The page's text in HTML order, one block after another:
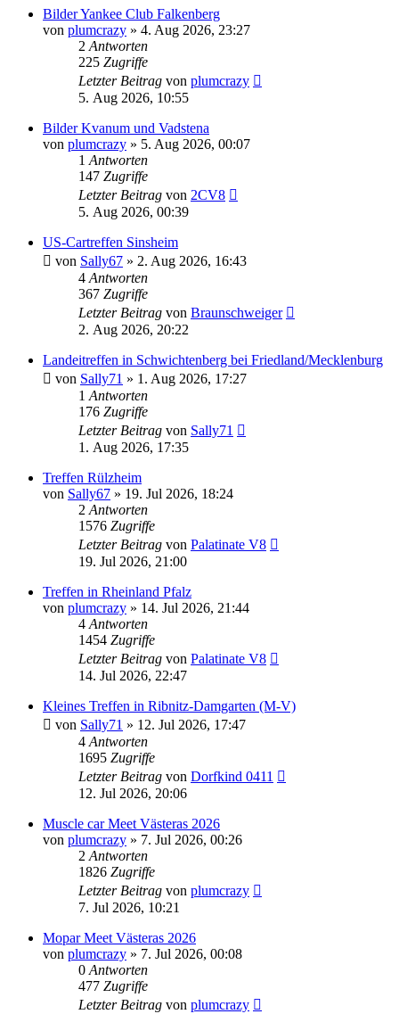
Bilder Yankee Club Falkenberg
von plumcrazy » 4. Aug 2026, 23:27
2 Antworten
225 Zugriffe
Letzter Beitrag von plumcrazy
5. Aug 2026, 10:55
Bilder Kvanum und Vadstena
von plumcrazy » 5. Aug 2026, 00:07
1 Antworten
147 Zugriffe
Letzter Beitrag von 2CV8
5. Aug 2026, 00:39
US-Cartreffen Sinsheim
von Sally67 » 2. Aug 2026, 16:43
4 Antworten
367 Zugriffe
Letzter Beitrag von Braunschweiger
2. Aug 2026, 20:22
Landeitreffen in Schwichtenberg bei Friedland/Mecklenburg
von Sally71 » 1. Aug 2026, 17:27
1 Antworten
176 Zugriffe
Letzter Beitrag von Sally71
1. Aug 2026, 17:35
Treffen Rülzheim
von Sally67 » 19. Jul 2026, 18:24
2 Antworten
1576 Zugriffe
Letzter Beitrag von Palatinate V8
19. Jul 2026, 21:00
Treffen in Rheinland Pfalz
von plumcrazy » 14. Jul 2026, 21:44
4 Antworten
1454 Zugriffe
Letzter Beitrag von Palatinate V8
14. Jul 2026, 22:47
Kleines Treffen in Ribnitz-Damgarten (M-V)
von Sally71 » 12. Jul 2026, 17:47
4 Antworten
1695 Zugriffe
Letzter Beitrag von Dorfkind 0411
12. Jul 2026, 20:06
Muscle car Meet Västeras 2026
von plumcrazy » 7. Jul 2026, 00:26
2 Antworten
1826 Zugriffe
Letzter Beitrag von plumcrazy
7. Jul 2026, 10:21
Mopar Meet Västeras 2026
von plumcrazy » 7. Jul 2026, 00:08
0 Antworten
477 Zugriffe
Letzter Beitrag von plumcrazy